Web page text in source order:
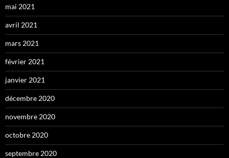
mai 2021
avril 2021
mars 2021
février 2021
janvier 2021
décembre 2020
novembre 2020
octobre 2020
septembre 2020